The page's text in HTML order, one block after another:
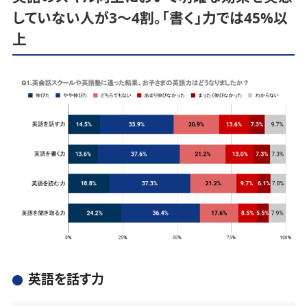
していない人が3～4割。「書く」力では45%以
上
英語を話す力